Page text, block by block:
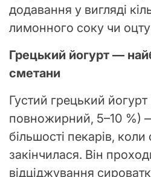
додавання у вигляді
лимонного соку чи
Грецький йогурт —
сметани
Густий грецький
повножирний, 5–10 %)
більшості пекарів,
закінчилася. Він
відціджування